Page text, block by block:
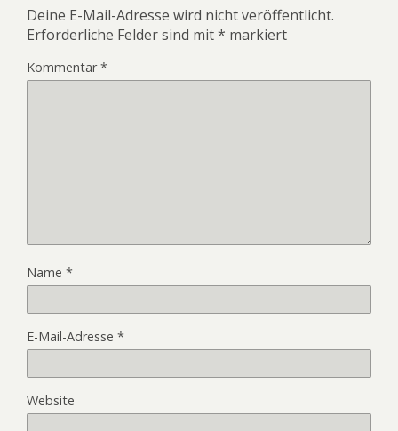
Deine E-Mail-Adresse wird nicht veröffentlicht.
Erforderliche Felder sind mit* markiert
Kommentar*
Name *
E-Mail-Adresse *
Website